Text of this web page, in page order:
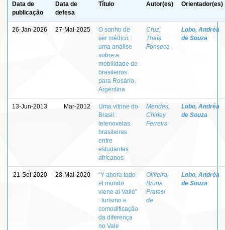
Data de
publicação
Data de
defesa
Título Autor(es) Orientador(es)
26-Jan-2026 27-Mai-2025
O sonho de
ser médico :
uma análise
sobre a
mobilidade de
brasileiros
para Rosário,
Argentina
Cruz,
Thaís
Fonseca
Lobo, Andréa
de Souza
13-Jun-2013 Mar-2012
Uma vitrine do
Brasil :
telenovelas
brasileiras
entre
estudantes
africanos
Mendes,
Chirley
Ferreira
Lobo, Andréa
de Souza
21-Set-2020 28-Mai-2020
“Y ahora todo
el mundo
viene al Valle”
: turismo e
comodificação
da diferença
no Vale
Oliveira,
Bruna
Pratesi
de
Lobo, Andréa
de Souza